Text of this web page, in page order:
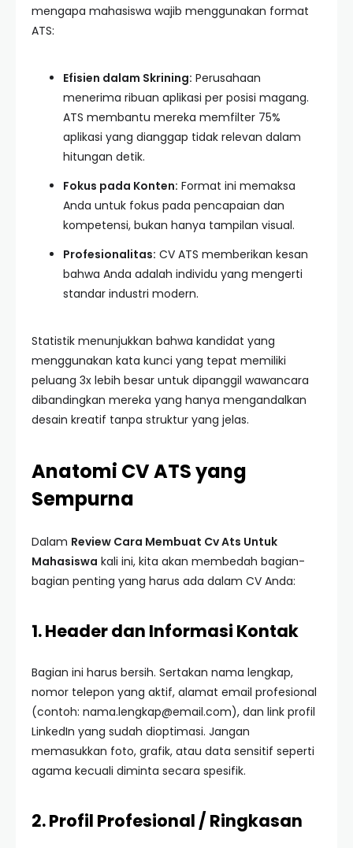
mengapa mahasiswa wajib menggunakan format
ATS:
Efisien dalam Skrining: Perusahaan
menerima ribuan aplikasi per posisi magang.
ATS membantu mereka memfilter 75%
aplikasi yang dianggap tidak relevan dalam
hitungan detik.
Fokus pada Konten: Format ini memaksa
Anda untuk fokus pada pencapaian dan
kompetensi, bukan hanya tampilan visual.
Profesionalitas: CV ATS memberikan kesan
bahwa Anda adalah individu yang mengerti
standar industri modern.
Statistik menunjukkan bahwa kandidat yang
menggunakan kata kunci yang tepat memiliki
peluang 3x lebih besar untuk dipanggil wawancara
dibandingkan mereka yang hanya mengandalkan
desain kreatif tanpa struktur yang jelas.
Anatomi CV ATS yang
Sempurna
Dalam Review Cara Membuat Cv Ats Untuk
Mahasiswa kali ini, kita akan membedah bagian-
bagian penting yang harus ada dalam CV Anda:
1. Header dan Informasi Kontak
Bagian ini harus bersih. Sertakan nama lengkap,
nomor telepon yang aktif, alamat email profesional
(contoh: nama.lengkap@email.com), dan link profil
LinkedIn yang sudah dioptimasi. Jangan
memasukkan foto, grafik, atau data sensitif seperti
agama kecuali diminta secara spesifik.
2. Profil Profesional / Ringkasan